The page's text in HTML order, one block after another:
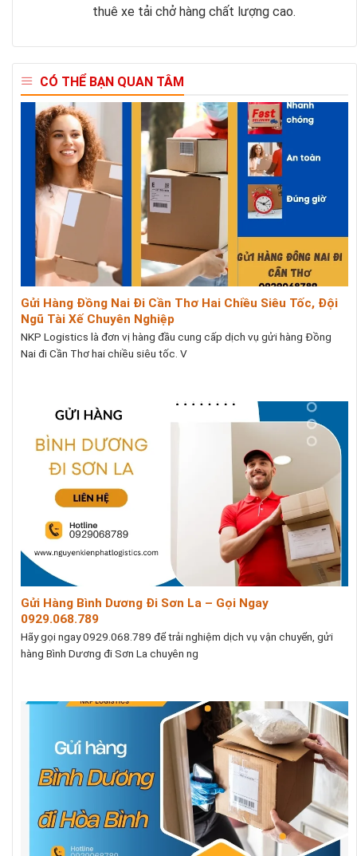
thuê xe tải chở hàng chất lượng cao.
CÓ THỂ BẠN QUAN TÂM
Gửi Hàng Đồng Nai Đi Cần Thơ Hai Chiều Siêu Tốc, Đội
Ngũ Tài Xế Chuyên Nghiệp
NKP Logistics là đơn vị hàng đầu cung cấp dịch vụ gửi hàng Đồng
Nai đi Cần Thơ hai chiều siêu tốc. V
Gửi Hàng Bình Dương Đi Sơn La – Gọi Ngay
0929.068.789
Hãy gọi ngay 0929.068.789 để trải nghiệm dịch vụ vận chuyển, gửi
hàng Bình Dương đi Sơn La chuyên ng